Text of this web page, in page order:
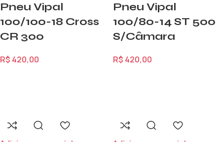
Pneu Vipal
100/100-18 Cross
CR 300
R$ 420,00
Pneu Vipal
100/80-14 ST 500
S/Câmara
R$ 420,00